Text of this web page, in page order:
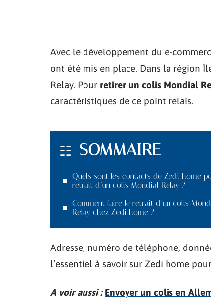
Avec le développement du e-
ont été mis en place. Dans la région
Relay. Pour retirer un colis Mondial
caractéristiques de ce point relais.
SOMMAIRE
Quels sont les contacts de Zedi home
retrait d’un colis Mondial Relay ?
Comment faire le retrait d’un colis
Relay chez Zedi home ?
Adresse, numéro de téléphone,
l’essentiel à savoir sur Zedi home
A voir aussi : Envoyer un colis en